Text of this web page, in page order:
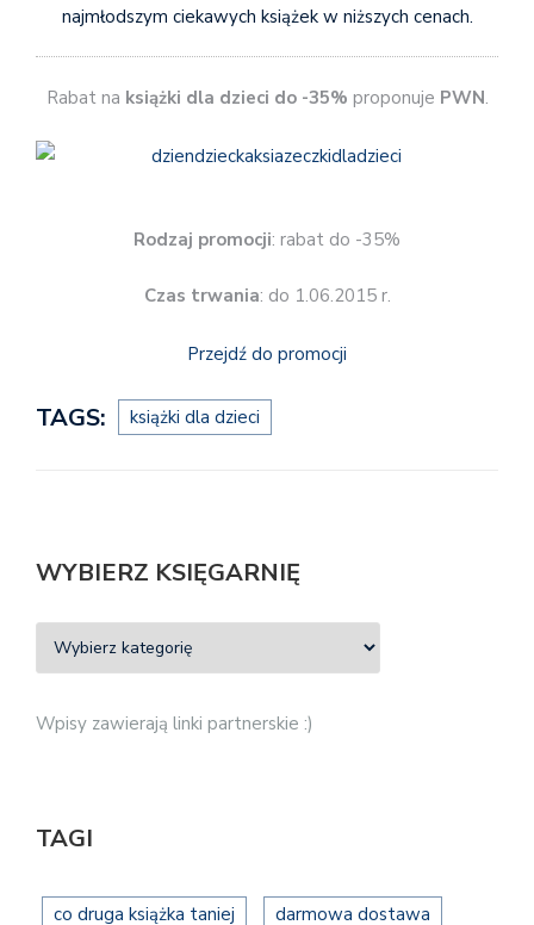
najmłodszym ciekawych książek w niższych cenach.
Rabat na książki dla dzieci do -35% proponuje PWN.
Rodzaj promocji: rabat do -35%
Czas trwania: do 1.06.2015 r.
Przejdź do promocji
TAGS: książki dla dzieci
WYBIERZ KSIĘGARNIĘ
Wpisy zawierają linki partnerskie :)
TAGI
co druga książka taniej darmowa dostawa